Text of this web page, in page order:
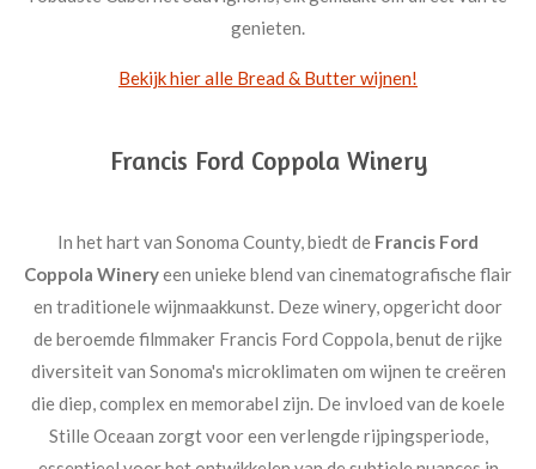
genieten.
Bekijk hier alle Bread & Butter wijnen!
Francis Ford Coppola Winery
In het hart van Sonoma County, biedt de Francis Ford
Coppola Wineryeen unieke blend van cinematografische flair
en traditionele wijnmaakkunst. Deze winery, opgericht door
de beroemde filmmaker Francis Ford Coppola, benut de rijke
diversiteit van Sonoma's microklimaten om wijnen te creëren
die diep, complex en memorabel zijn. De invloed van de koele
Stille Oceaan zorgt voor een verlengde rijpingsperiode,